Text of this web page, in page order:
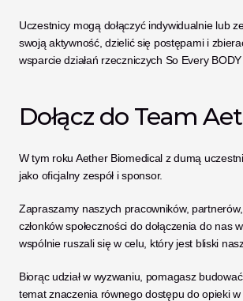
Uczestnicy mogą dołączyć indywidualnie lub
swoją aktywność, dzielić się postępami i
wsparcie działań rzeczniczych So Every
Dołącz do Team
W tym roku Aether Biomedical z dumą
jako oficjalny zespół i sponsor.
Zapraszamy naszych pracowników,
członków społeczności do dołączenia do nas
wspólnie ruszali się w celu, który jest bliski
Biorąc udział w wyzwaniu, pomagasz
temat znaczenia równego dostępu do opieki